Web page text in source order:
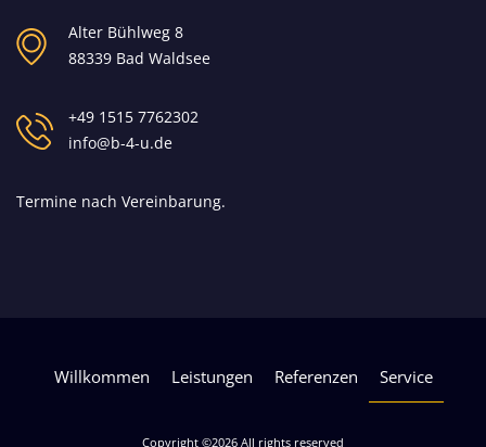
Alter Bühlweg 8
88339 Bad Waldsee
+49 1515 7762302
info@b-4-u.de
Termine nach Vereinbarung.
Copyright ©2026 All rights reserved
Willkommen Leistungen Referenzen Service